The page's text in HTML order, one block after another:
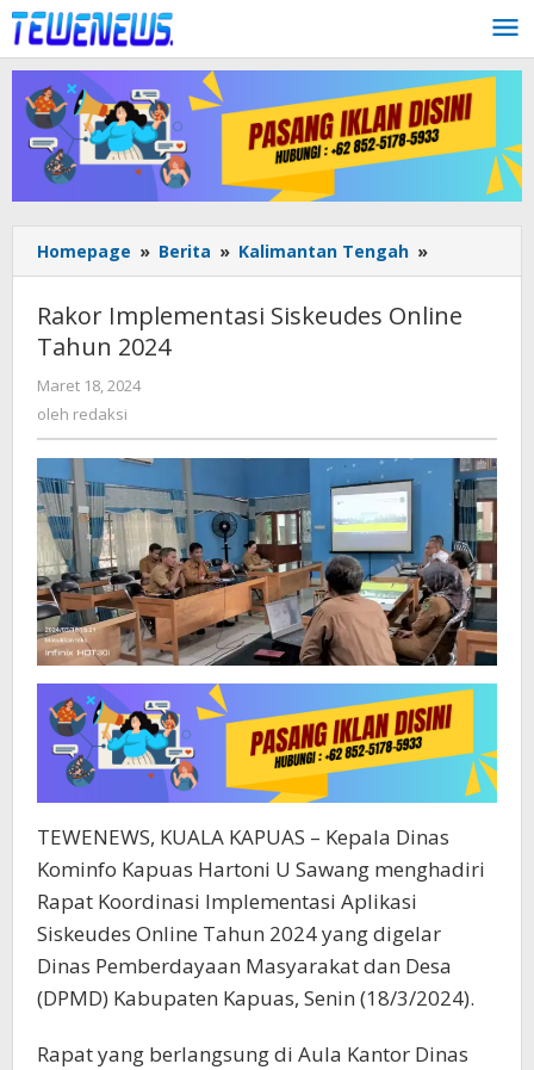
Lewati
ke
konten
Homepage » Berita » Kalimantan Tengah »
Online
Rakor Implementasi Siskeudes Online
Tahun 2024
Maret 18, 2024
oleh redaksi
TEWENEWS, KUALA KAPUAS – Kepala Dinas
Kominfo Kapuas Hartoni U Sawang menghadiri
Rapat Koordinasi Implementasi Aplikasi
Siskeudes Online Tahun 2024 yang digelar
Dinas Pemberdayaan Masyarakat dan Desa
(DPMD) Kabupaten Kapuas, Senin (18/3/2024).
Rapat yang berlangsung di Aula Kantor Dinas